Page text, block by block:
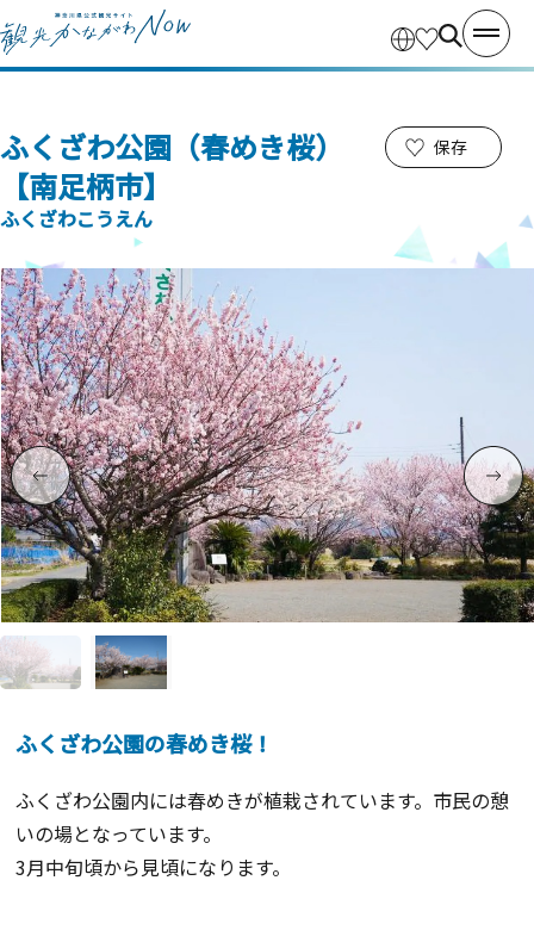
ふくざわ公園（春めき桜）
【南足柄市】
ふくざわこうえん
保存
ふくざわ公園の春めき桜！
ふくざわ公園内には春めきが植栽されています。市民の憩
いの場となっています。
3月中旬頃から見頃になります。